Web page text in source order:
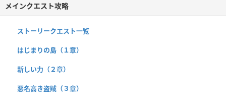
メインクエスト攻略
ストーリークエスト一覧
はじまりの島（１章）
新しい力（２章）
悪名高き盗賊（３章）